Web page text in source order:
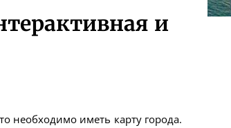
и
необходимо иметь карту города.